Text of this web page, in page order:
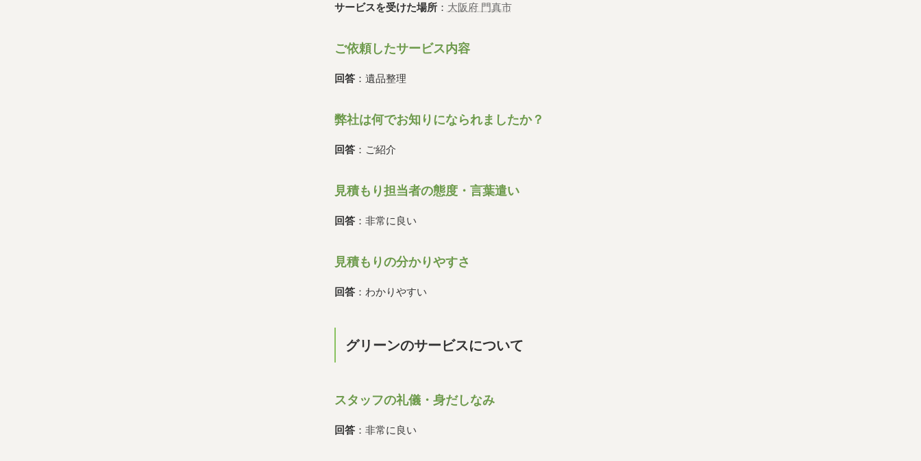
サービスを受けた場所： 大阪府 門真市
ご依頼したサービス内容
回答：遺品整理
弊社は何でお知りになられましたか？
回答：ご紹介
見積もり担当者の態度・言葉遣い
回答：非常に良い
見積もりの分かりやすさ
回答：わかりやすい
グリーンのサービスについて
スタッフの礼儀・身だしなみ
回答：非常に良い